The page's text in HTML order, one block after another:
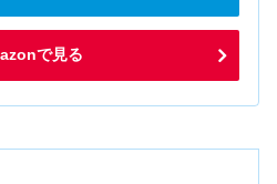
で見る